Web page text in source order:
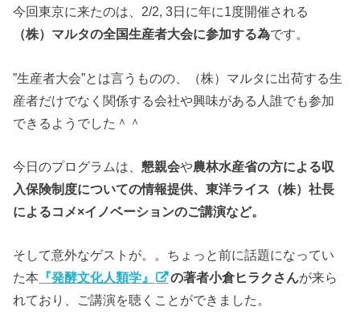
今回東京に来たのは、2/2, 3日に年に1度開催される
（株）マルタの全国生産者大会に参加する為です。
”生産者大会”とは言うものの、（株）マルタに出荷する生
産者だけでなく関係する会社や興味がある人誰でも参加
できるようでした＾＾
今日のプログラムは、懇親会や農林水産省の方による収
入保険制度についての情報提供、東洋ライス（株）社長
によるコメ×イノベーションのご講演など。
そして意外なゲストが。。ちょっと前に話題になってい
た本 『発酵文化人類学』 の著者小倉ヒラクさんが来ら
れており、ご講演を聴くことができました。